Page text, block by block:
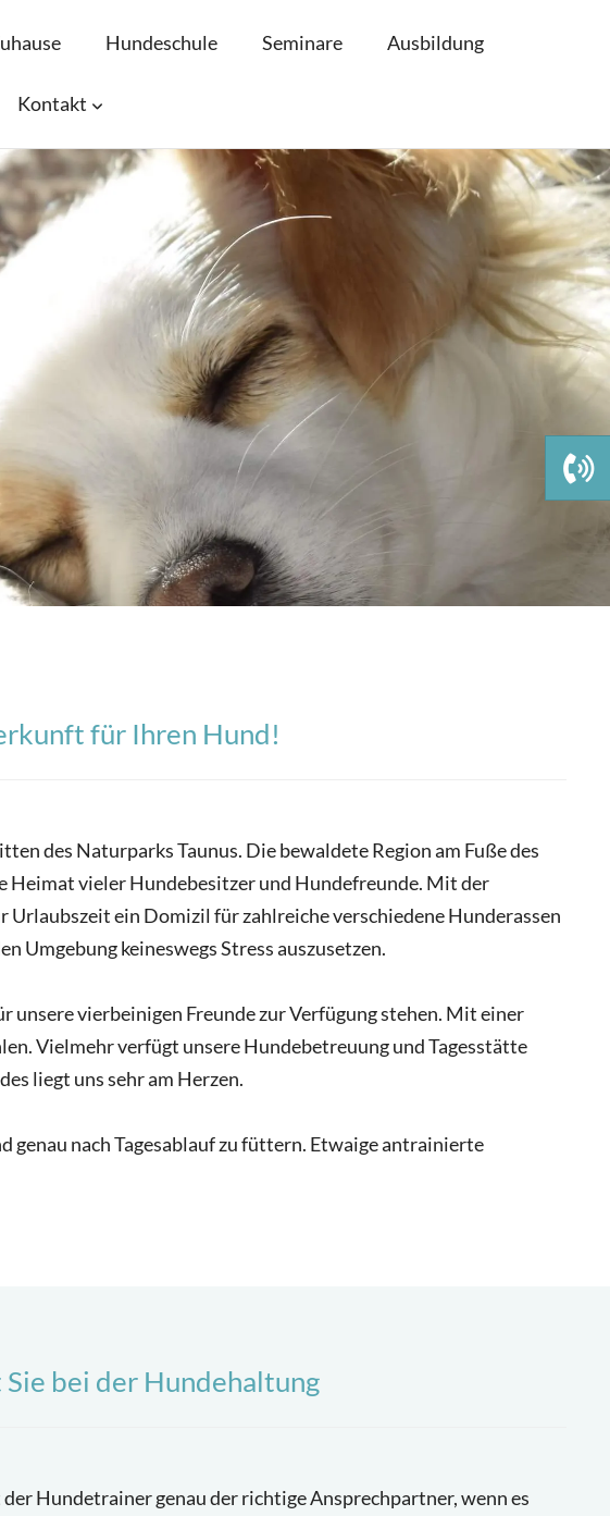
Hundeschule Seminare Ausbildung
Kontakt
für Ihren Hund!
des Naturparks Taunus. Die bewaldete Region am Fuße des
Heimat vieler Hundebesitzer und Hundefreunde. Mit der
ein Domizil für zahlreiche verschiedene Hunderassen
Umgebung keineswegs Stress auszusetzen.
unsere vierbeinigen Freunde zur Verfügung stehen. Mit einer
Vielmehr verfügt unsere Hundebetreuung und Tagesstätte
liegt uns sehr am Herzen.
nach Tagesablauf zu füttern. Etwaige antrainierte
bei der Hundehaltung
Hundetrainer genau der richtige Ansprechpartner, wenn es